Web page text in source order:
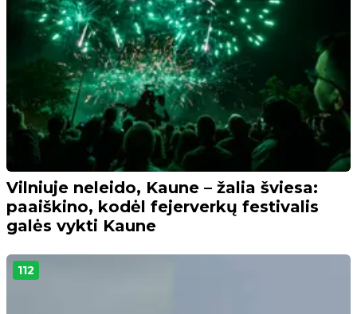
Vilniuje neleido, Kaune – žalia šviesa:
paaiškino, kodėl fejerverkų festivalis
galės vykti Kaune
112